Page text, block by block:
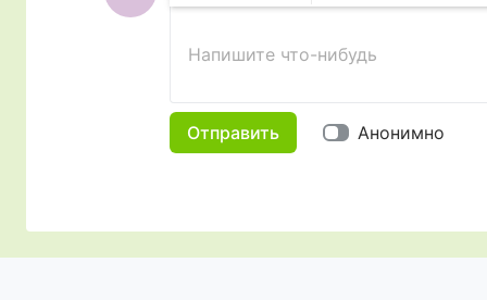
ЖирныйКурсивЗачеркнутый
СмайликиВставитьВставить
Напишите что-нибудь
Отправить Анонимно